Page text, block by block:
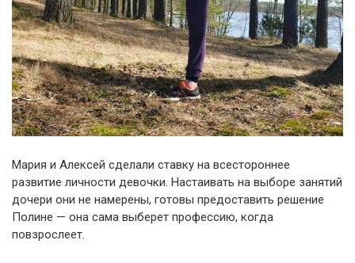
Мария и Алексей сделали ставку на всестороннее
развитие личности девочки. Настаивать на выборе занятий
дочери они не намерены, готовы предоставить решение
Полине — она сама выберет профессию, когда
повзрослеет.